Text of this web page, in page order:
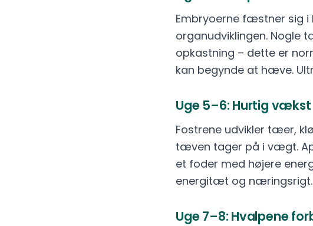
Embryoerne fæstner sig i
organudviklingen. Nogle
opkastning – dette er
kan begynde at hæve.
Uge 5–6: Hurtig vækst
Fostrene udvikler tæer,
tæven tager på i vægt.
et foder med højere
energitæt og næringsrigt.
Uge 7–8: Hvalpene